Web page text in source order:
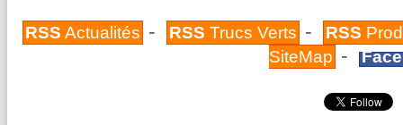
RSS Actualités - RSS Trucs Verts - RSS
SiteMap -